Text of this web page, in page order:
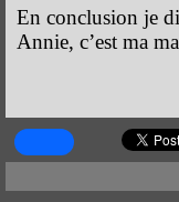
En conclusion je
Annie, c’est ma